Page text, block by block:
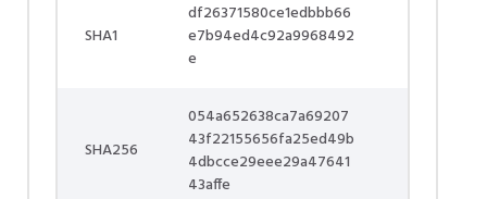
SHA1
df26371580ce1edbbb66
e7b94ed4c92a9968492
e
SHA256
054a652638ca7a69207
43f22155656fa25ed49b
4dbcce29eee29a47641
43affe